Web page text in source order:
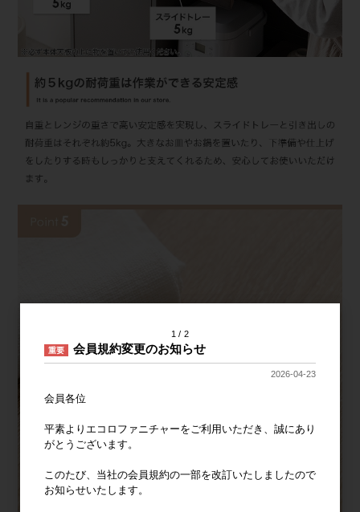
1 2
重要 会員規約変更のお知らせ
2026-04-23
会員各位
平素よりエコロファニチャーをご利用いただき、誠にあり
がとうございます。
このたび、当社の会員規約の一部を改訂いたしましたので
お知らせいたします。